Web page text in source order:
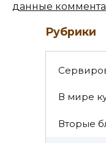
данные
Рубрики
В мире
Вторые